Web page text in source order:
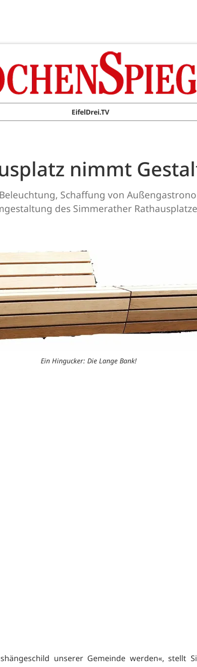
EifelDrei.TV
nimmt
Schaffung von
des Simmerather
Ein Hingucker: Die Lange Bank!
unserer Gemeinde werden«, stellt